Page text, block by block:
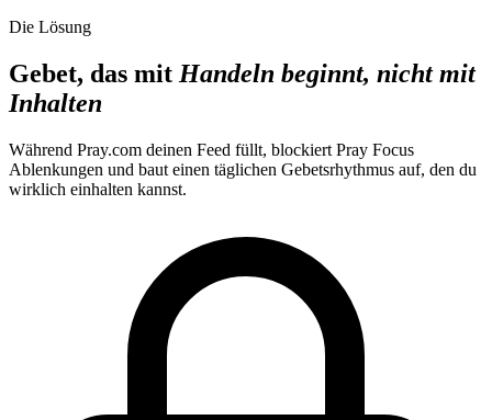
Die Lösung
Gebet, das mit Handeln beginnt, nicht mit
Inhalten
Während Pray.com deinen Feed füllt, blockiert Pray Focus
Ablenkungen und baut einen täglichen Gebetsrhythmus auf, den du
wirklich einhalten kannst.